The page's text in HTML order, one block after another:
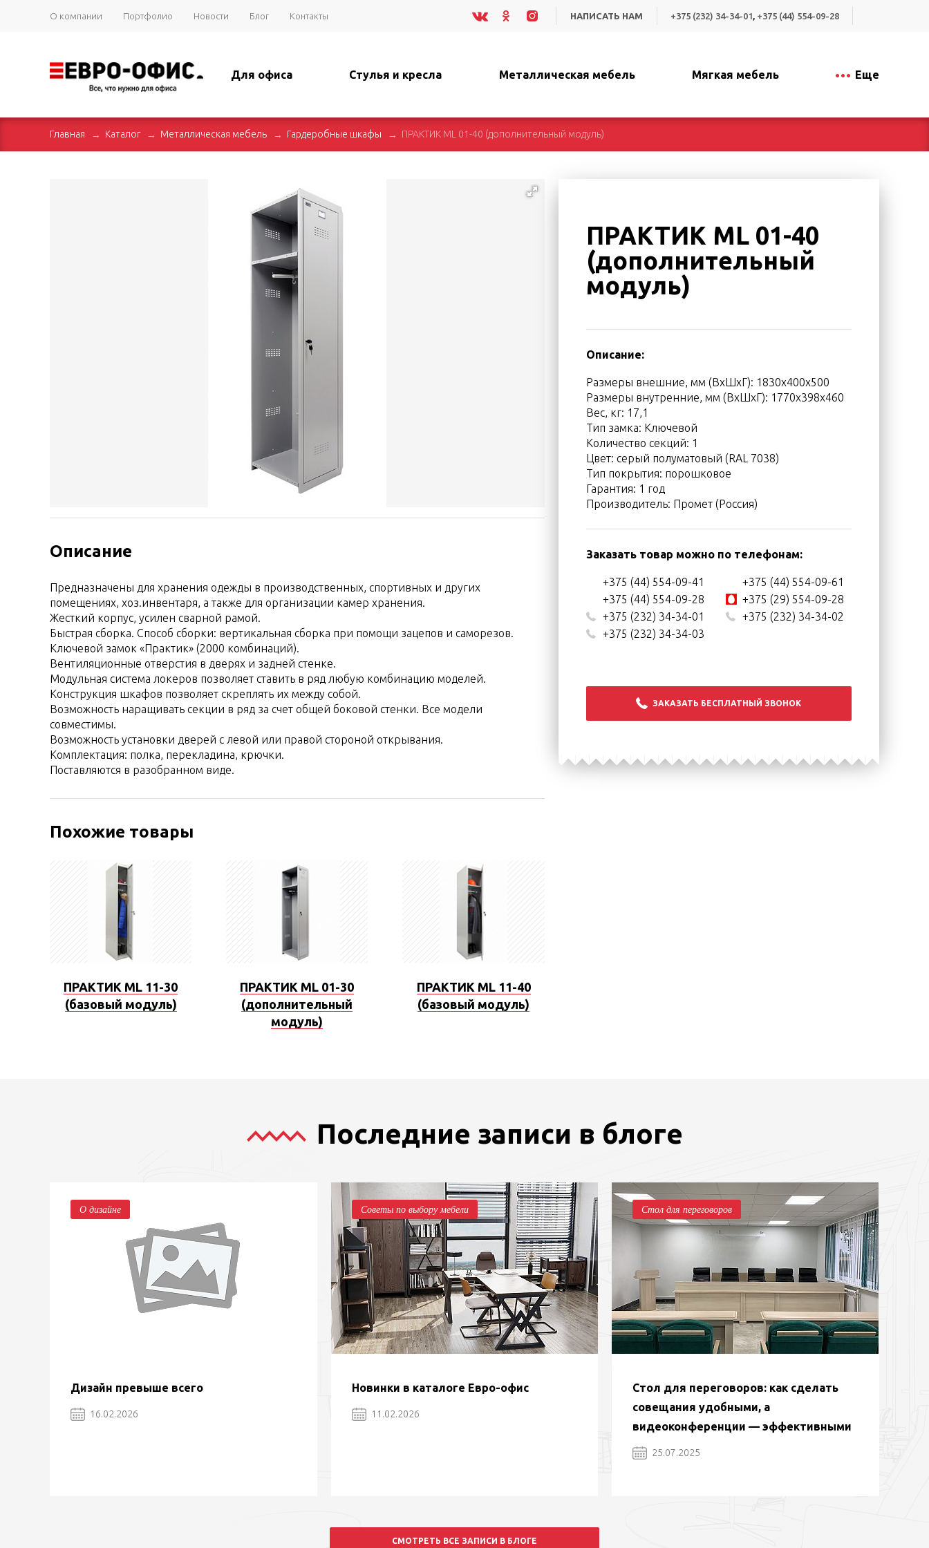
О компании Портфолио Новости Блог Контакты НАПИСАТЬ НАМ +375 (232) 34-34-01, +375 (44) 554-09-28
Для офиса Стулья и кресла Металлическая мебель Мягкая мебель Еще
Главная Каталог Металлическая мебель Гардеробные шкафы ПРАКТИК ML 01-40 (дополнительный модуль)
Описание
Предназначены для хранения одежды в производственных, спортивных и других
помещениях, хоз.инвентаря, а также для организации камер хранения.
Жесткий корпус, усилен сварной рамой.
Быстрая сборка. Способ сборки: вертикальная сборка при помощи зацепов и саморезов.
Ключевой замок «Практик» (2000 комбинаций).
Вентиляционные отверстия в дверях и задней стенке.
Модульная система локеров позволяет ставить в ряд любую комбинацию моделей.
Конструкция шкафов позволяет скреплять их между собой.
Возможность наращивать секции в ряд за счет общей боковой стенки. Все модели
совместимы.
Возможность установки дверей с левой или правой стороной открывания.
Комплектация: полка, перекладина, крючки.
Поставляются в разобранном виде.
Похожие товары
ПРАКТИК ML 11-30
(базовый модуль)
ПРАКТИК ML 01-30
(дополнительный
модуль)
ПРАКТИК ML 11-40
(базовый модуль)
ПРАКТИК ML 01-40
(дополнительный
модуль)
Описание:
Размеры внешние, мм (ВхШхГ): 1830x400x500
Размеры внутренние, мм (ВхШхГ): 1770x398x460
Вес, кг: 17,1
Тип замка: Ключевой
Количество секций: 1
Цвет: серый полуматовый (RAL 7038)
Тип покрытия: порошковое
Гарантия: 1 год
Производитель: Промет (Россия)
Заказать товар можно по телефонам:
+375 (44) 554-09-41
+375 (44) 554-09-61
+375 (44) 554-09-28
+375 (29) 554-09-28
+375 (232) 34-34-01
+375 (232) 34-34-02
+375 (232) 34-34-03
ЗАКАЗАТЬ БЕСПЛАТНЫЙ ЗВОНОК
Последние записи в блоге
О дизайне
Дизайн превыше всего
16.02.2026
Советы по выбору мебели
Новинки в каталоге Евро-офис
11.02.2026
Стол для переговоров
Стол для переговоров: как сделать
совещания удобными, а
видеоконференции — эффективными
25.07.2025
СМОТРЕТЬ ВСЕ ЗАПИСИ В БЛОГЕ